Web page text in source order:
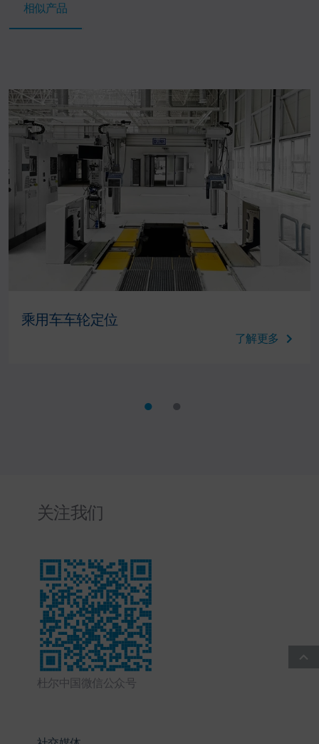
相似产品
乘用车车轮定位
了解更多
关注我们
杜尔中国微信公众号